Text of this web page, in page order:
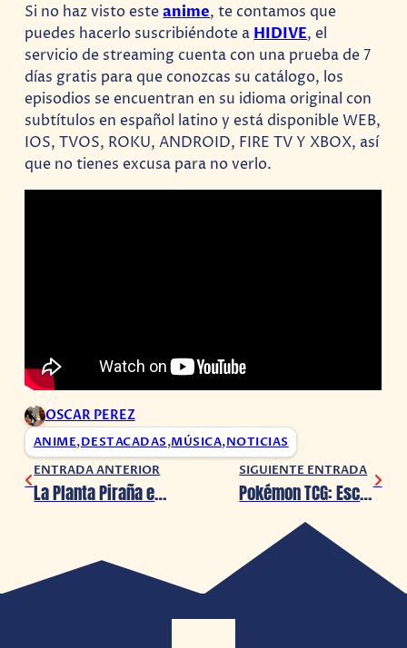
Si no haz visto esteanime, te contamos que
puedes hacerlo suscribiéndote a HIDIVE, el
servicio de streaming cuenta con una prueba de 7
días gratis para que conozcas su catálogo, los
episodios se encuentran en su idioma original con
subtítulos en español latino y está disponible WEB,
IOS, TVOS, ROKU, ANDROID, FIRE TV Y XBOX, así
que no tienes excusa para no verlo.
OSCAR PEREZ
ANIME,DESTACADAS,MÚSICA,NOTICIAS
ENTRADA ANTERIOR
La Planta Piraña es lo nuevo de Super Mario Bros X LEGO
SIGUIENTE ENTRADA
Pokémon TCG: Escarlata y Púrpura-151 ya está disponible